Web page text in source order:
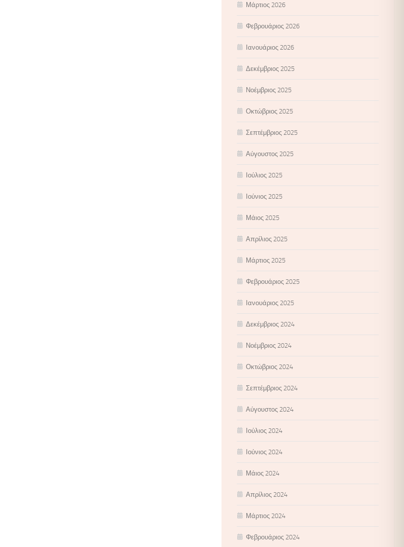
Μάρτιος 2026
Φεβρουάριος 2026
Ιανουάριος 2026
Δεκέμβριος 2025
Νοέμβριος 2025
Οκτώβριος 2025
Σεπτέμβριος 2025
Αύγουστος 2025
Ιούλιος 2025
Ιούνιος 2025
Μάιος 2025
Απρίλιος 2025
Μάρτιος 2025
Φεβρουάριος 2025
Ιανουάριος 2025
Δεκέμβριος 2024
Νοέμβριος 2024
Οκτώβριος 2024
Σεπτέμβριος 2024
Αύγουστος 2024
Ιούλιος 2024
Ιούνιος 2024
Μάιος 2024
Απρίλιος 2024
Μάρτιος 2024
Φεβρουάριος 2024